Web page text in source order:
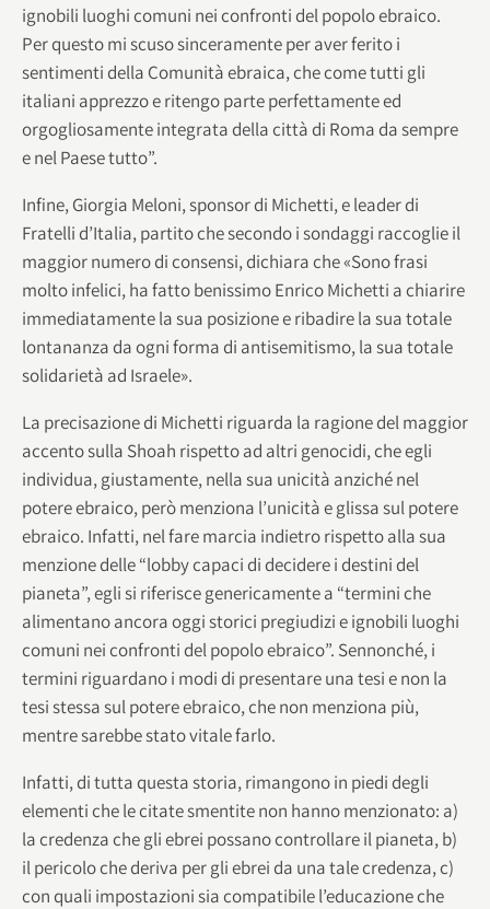
ignobili luoghi comuni nei confronti del popolo ebraico.
Per questo mi scuso sinceramente per aver ferito i
sentimenti della Comunità ebraica, che come tutti gli
italiani apprezzo e ritengo parte perfettamente ed
orgogliosamente integrata della città di Roma da sempre
e nel Paese tutto”.
Infine, Giorgia Meloni, sponsor di Michetti, e leader di
Fratelli d’Italia, partito che secondo i sondaggi raccoglie il
maggior numero di consensi, dichiara che «Sono frasi
molto infelici, ha fatto benissimo Enrico Michetti a chiarire
immediatamente la sua posizione e ribadire la sua totale
lontananza da ogni forma di antisemitismo, la sua totale
solidarietà ad Israele».
La precisazione di Michetti riguarda la ragione del maggior
accento sulla Shoah rispetto ad altri genocidi, che egli
individua, giustamente, nella sua unicità anziché nel
potere ebraico, però menziona l’unicità e glissa sul potere
ebraico. Infatti, nel fare marcia indietro rispetto alla sua
menzione delle “lobby capaci di decidere i destini del
pianeta”, egli si riferisce genericamente a “termini che
alimentano ancora oggi storici pregiudizi e ignobili luoghi
comuni nei confronti del popolo ebraico”. Sennonché, i
termini riguardano i modi di presentare una tesi e non la
tesi stessa sul potere ebraico, che non menziona più,
mentre sarebbe stato vitale farlo.
Infatti, di tutta questa storia, rimangono in piedi degli
elementi che le citate smentite non hanno menzionato: a)
la credenza che gli ebrei possano controllare il pianeta, b)
il pericolo che deriva per gli ebrei da una tale credenza, c)
con quali impostazioni sia compatibile l’educazione che